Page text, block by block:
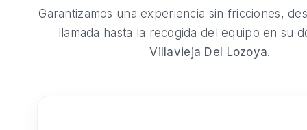
Garantizamos una experiencia sin fricciones,
llamada hasta la recogida del equipo en su
Villavieja Del Lozoya.